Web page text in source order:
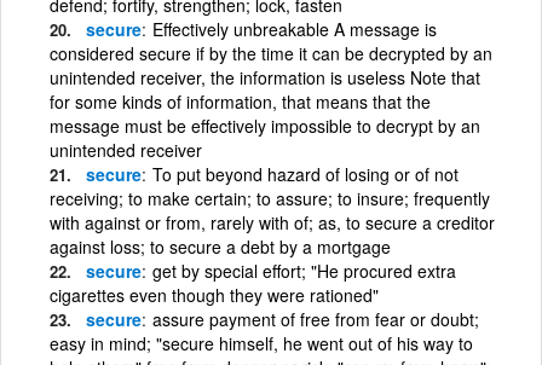
secure Effectively unbreakable A message is
considered secure if by the time it can be decrypted by an
unintended receiver, the information is useless Note that
for some kinds of information, that means that the
message must be effectively impossible to decrypt by an
unintended receiver
secure To put beyond hazard of losing or of not
receiving; to make certain; to assure; to insure; frequently
with against or from, rarely with of; as, to secure a creditor
against loss; to secure a debt by a mortgage
secure get by special effort; "He procured extra
cigarettes even though they were rationed"
secure assure payment of free from fear or doubt;
easy in mind; "secure himself, he went out of his way to